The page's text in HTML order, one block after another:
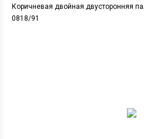
Коричневая двойная двусторонняя
0818/91